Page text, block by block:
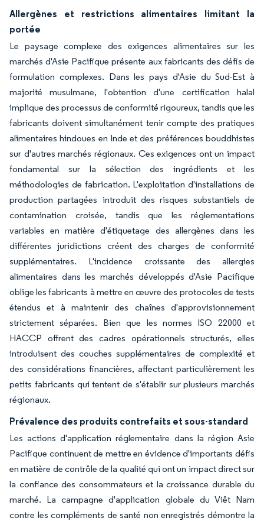
Allergènes et restrictions alimentaires limitant la
portée
Le paysage complexe des exigences alimentaires sur les
marchés d'Asie Pacifique présente aux fabricants des défis de
formulation complexes. Dans les pays d'Asie du Sud-Est à
majorité musulmane, l'obtention d'une certification halal
implique des processus de conformité rigoureux, tandis que les
fabricants doivent simultanément tenir compte des pratiques
alimentaires hindoues en Inde et des préférences bouddhistes
sur d'autres marchés régionaux. Ces exigences ont un impact
fondamental sur la sélection des ingrédients et les
méthodologies de fabrication. L'exploitation d'installations de
production partagées introduit des risques substantiels de
contamination croisée, tandis que les réglementations
variables en matière d'étiquetage des allergènes dans les
différentes juridictions créent des charges de conformité
supplémentaires. L'incidence croissante des allergies
alimentaires dans les marchés développés d'Asie Pacifique
oblige les fabricants à mettre en œuvre des protocoles de tests
étendus et à maintenir des chaînes d'approvisionnement
strictement séparées. Bien que les normes ISO 22000 et
HACCP offrent des cadres opérationnels structurés, elles
introduisent des couches supplémentaires de complexité et
des considérations financières, affectant particulièrement les
petits fabricants qui tentent de s'établir sur plusieurs marchés
régionaux.
Prévalence des produits contrefaits et sous-standard
Les actions d'application réglementaire dans la région Asie
Pacifique continuent de mettre en évidence d'importants défis
en matière de contrôle de la qualité qui ont un impact direct sur
la confiance des consommateurs et la croissance durable du
marché. La campagne d'application globale du Viêt Nam
contre les compléments de santé non enregistrés démontre la